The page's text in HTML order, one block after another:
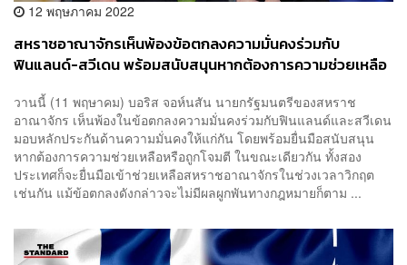
12 พฤษภาคม 2022
สหราชอาณาจักรเห็นพ้องข้อตกลงความมั่นคงร่วมกับ
ฟินแลนด์-สวีเดน พร้อมสนับสนุนหากต้องการความช่วยเหลือ
วานนี้ (11 พฤษาคม) บอริส จอห์นสัน นายกรัฐมนตรีของสหราช
อาณาจักร เห็นพ้องในข้อตกลงความมั่นคงร่วมกับฟินแลนด์และสวีเดน
มอบหลักประกันด้านความมั่นคงให้แก่กัน โดยพร้อมยื่นมือสนับสนุน
หากต้องการความช่วยเหลือหรือถูกโจมตี ในขณะเดียวกัน ทั้งสอง
ประเทศก็จะยื่นมือเข้าช่วยเหลือสหราชอาณาจักรในช่วงเวลาวิกฤต
เช่นกัน แม้ข้อตกลงดังกล่าวจะไม่มีผลผูกพันทางกฎหมายก็ตาม ...